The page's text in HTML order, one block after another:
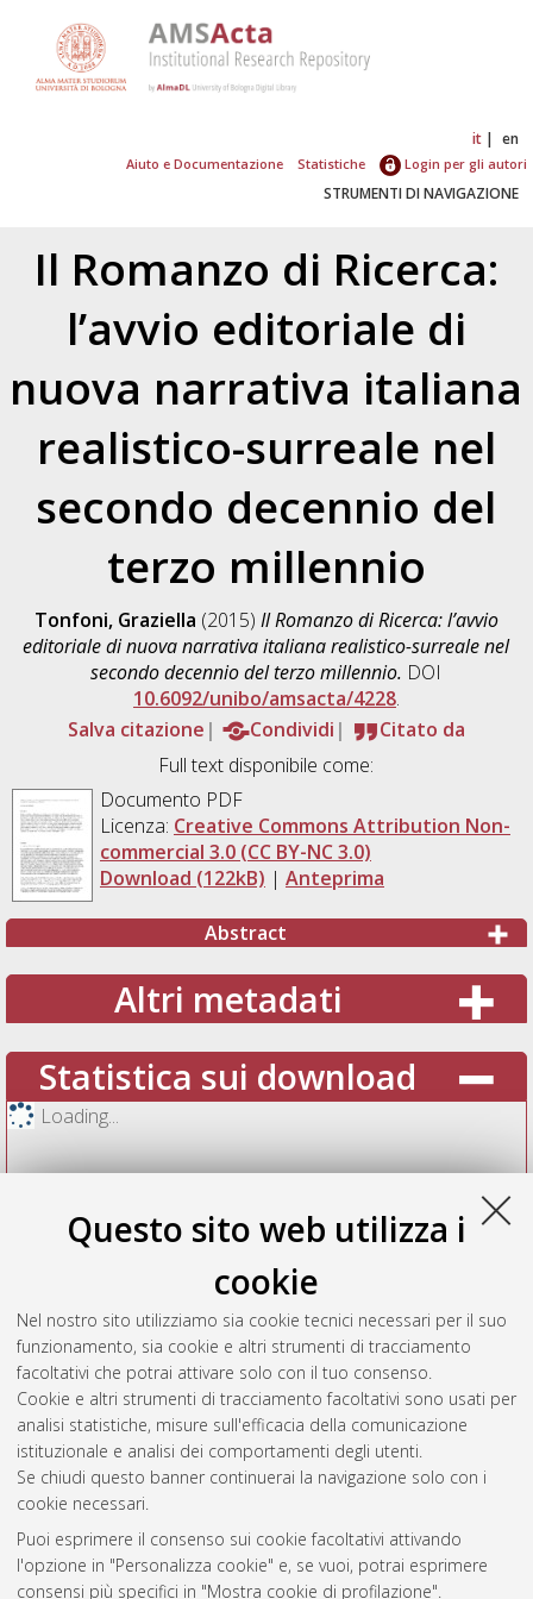
Questo sito web utilizza i
cookie
Nel nostro sito utilizziamo sia cookie tecnici necessari per il suo
funzionamento, sia cookie e altri strumenti di tracciamento
facoltativi che potrai attivare solo con il tuo consenso.
Cookie e altri strumenti di tracciamento facoltativi sono usati per
analisi statistiche, misure sull'efficacia della comunicazione
istituzionale e analisi dei comportamenti degli utenti.
Se chiudi questo banner continuerai la navigazione solo con i
cookie necessari.
Puoi esprimere il consenso sui cookie facoltativi attivando
l'opzione in "Personalizza cookie" e, se vuoi, potrai esprimere
consensi più specifici in "Mostra cookie di profilazione".
it en
Aiuto e Documentazione Statistiche Login per gli autori
STRUMENTI DI NAVIGAZIONE
Il Romanzo di Ricerca:
l’avvio editoriale di
nuova narrativa italiana
realistico-surreale nel
secondo decennio del
terzo millennio
Tonfoni, Graziella (2015) Il Romanzo di Ricerca: l’avvio
editoriale di nuova narrativa italiana realistico-surreale nel
secondo decennio del terzo millennio. DOI
10.6092/unibo/amsacta/4228.
Salva citazione
Condividi
Citato da
Full text disponibile come:
Documento PDF
Licenza: Creative Commons Attribution Non-
commercial 3.0 (CC BY-NC 3.0)
Download (122kB) | Anteprima
Abstract
Altri metadati
Statistica sui download
Loading...
Vedi altre statistiche
Gestione del documento:
Atom
AMS Acta
ISSN: 2038-7954